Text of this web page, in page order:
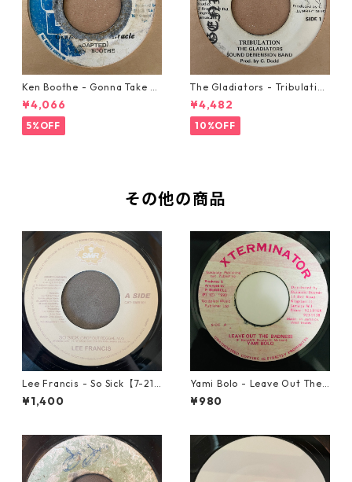
Ken Boothe - Gonna Take A
Miracle【7-21362】
¥4,066
5%OFF
The Gladiators - Tribulation
【7-21365】
¥4,482
10%OFF
その他の商品
Lee Francis - So Sick【7-219
25】
¥1,400
Yami Bolo - Leave Out The
Badness 【7-10916】
¥980